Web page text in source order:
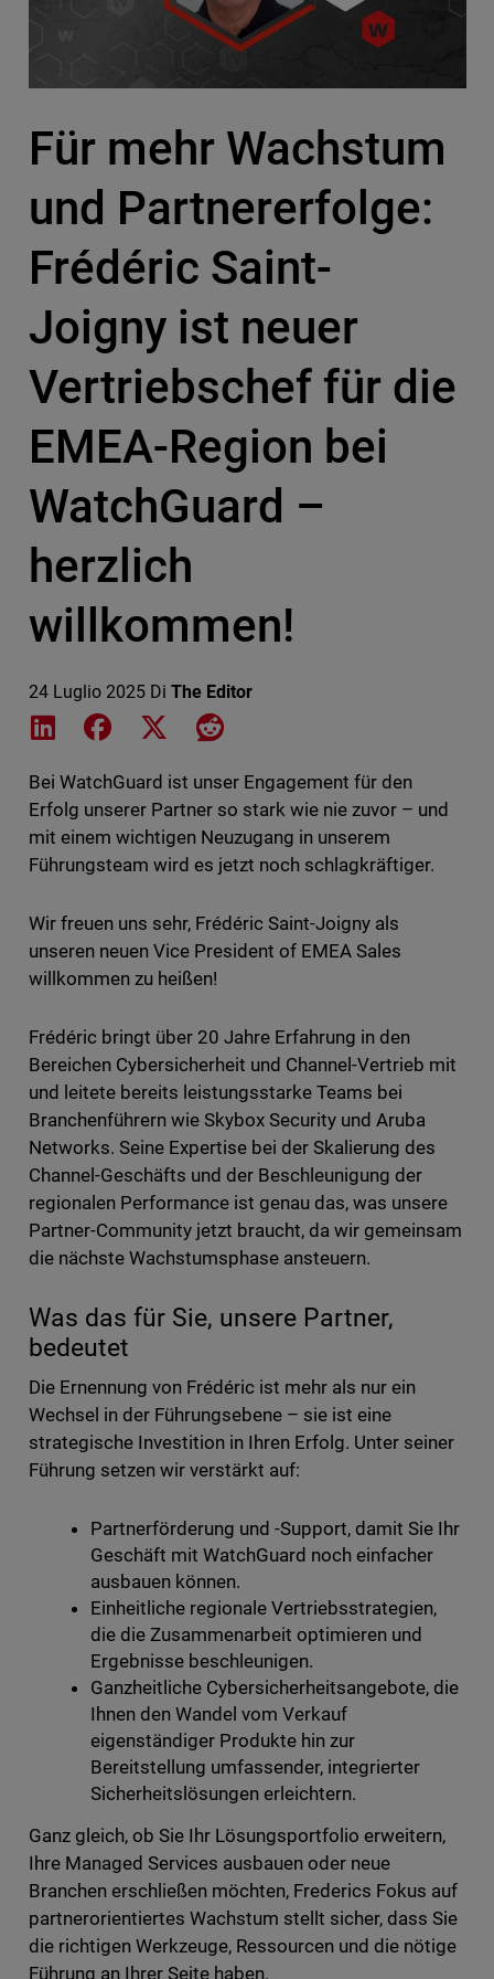
Für mehr Wachstum
und Partnererfolge:
Frédéric Saint-
Joigny ist neuer
Vertriebschef für die
EMEA-Region bei
WatchGuard –
herzlich
willkommen!
24 Luglio 2025 Di The Editor
Share on LinkedIn
Share on Facebook
Share on XShare on Reddit
Bei WatchGuard ist unser Engagement für den
Erfolg unserer Partner so stark wie nie zuvor – und
mit einem wichtigen Neuzugang in unserem
Führungsteam wird es jetzt noch schlagkräftiger.
Wir freuen uns sehr, Frédéric Saint-Joigny als
unseren neuen Vice President of EMEA Sales
willkommen zu heißen!
Frédéric bringt über 20 Jahre Erfahrung in den
Bereichen Cybersicherheit und Channel-Vertrieb mit
und leitete bereits leistungsstarke Teams bei
Branchenführern wie Skybox Security und Aruba
Networks. Seine Expertise bei der Skalierung des
Channel-Geschäfts und der Beschleunigung der
regionalen Performance ist genau das, was unsere
Partner-Community jetzt braucht, da wir gemeinsam
die nächste Wachstumsphase ansteuern.
Was das für Sie, unsere Partner,
bedeutet
Die Ernennung von Frédéric ist mehr als nur ein
Wechsel in der Führungsebene – sie ist eine
strategische Investition in Ihren Erfolg. Unter seiner
Führung setzen wir verstärkt auf:
Partnerförderung und -Support, damit Sie Ihr
Geschäft mit WatchGuard noch einfacher
ausbauen können.
Einheitliche regionale Vertriebsstrategien,
die die Zusammenarbeit optimieren und
Ergebnisse beschleunigen.
Ganzheitliche Cybersicherheitsangebote, die
Ihnen den Wandel vom Verkauf
eigenständiger Produkte hin zur
Bereitstellung umfassender, integrierter
Sicherheitslösungen erleichtern.
Ganz gleich, ob Sie Ihr Lösungsportfolio erweitern,
Ihre Managed Services ausbauen oder neue
Branchen erschließen möchten, Frederics Fokus auf
partnerorientiertes Wachstum stellt sicher, dass Sie
die richtigen Werkzeuge, Ressourcen und die nötige
Führung an Ihrer Seite haben.